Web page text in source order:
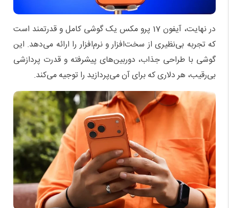
در نهایت، آیفون 17 پرو مکس یک گوشی کامل و قدرتمند است
که تجربه بی‌نظیری از سخت‌افزار و نرم‌افزار را ارائه می‌دهد. این
گوشی با طراحی جذاب، دوربین‌های پیشرفته و قدرت پردازشی
بی‌رقیب، هر دلاری که برای آن می‌پردازید را توجیه می‌کند.